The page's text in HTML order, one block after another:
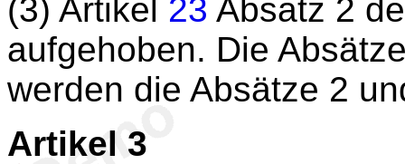
(3) Artikel 23 Absatz 2
aufgehoben. Die
werden die Absätze 2
Artikel 3